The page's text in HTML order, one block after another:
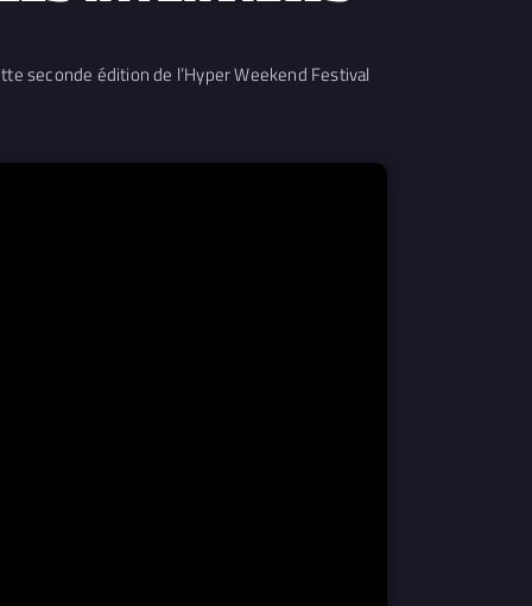
seconde édition de l’Hyper Weekend Festival